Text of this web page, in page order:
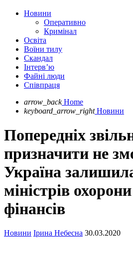
Новини
Оперативно
Кримінал
Освіта
Воїни тилу
Скандал
Інтерв’ю
Файні люди
Співпраця
arrow_back Home
keyboard_arrow_right Новини
Попередніх
призначити не
Україна
міністрів
фінансів
Новини Ірина Небесна 30.03.2020